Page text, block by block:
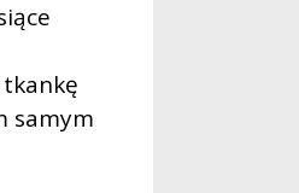
samym